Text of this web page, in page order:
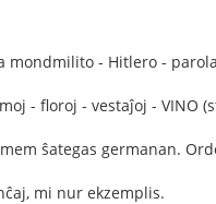
- Hitlero -
- floroj - vestaĵoj - VINO
ŝategas germanan.
mi nur ekzemplis.